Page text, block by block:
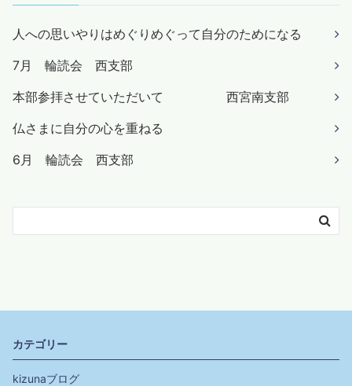
人への思いやりはめぐりめぐって自分のためになる
7月 輪読会 西支部
本部参拝させていただいて 西宮南支部
仏さまに自分の心を重ねる
6月 輪読会 西支部
カテゴリー
kizunaブログ